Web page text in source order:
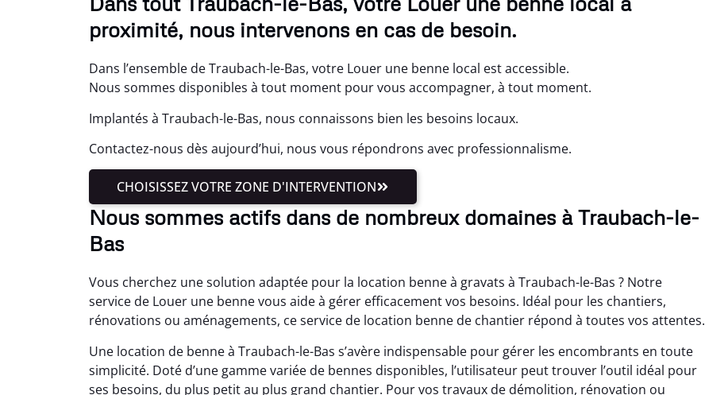
proximité, nous intervenons en cas de besoin.
Dans l’ensemble de Traubach-le-Bas, votre Louer une benne local est accessible.
Nous sommes disponibles à tout moment pour vous accompagner, à tout moment.
Implantés à Traubach-le-Bas, nous connaissons bien les besoins locaux.
Contactez-nous dès aujourd’hui, nous vous répondrons avec professionnalisme.
CHOISISSEZ VOTRE ZONE D'INTERVENTION
Nous sommes actifs dans de nombreux domaines à Traubach-le-
Bas
Vous cherchez une solution adaptée pour la location benne à gravats à Traubach-le-Bas ? Notre
service de Louer une benne vous aide à gérer efficacement vos besoins. Idéal pour les chantiers,
rénovations ou aménagements, ce service de location benne de chantier répond à toutes vos attentes.
Une location de benne à Traubach-le-Bas s’avère indispensable pour gérer les encombrants en toute
simplicité. Doté d’une gamme variée de bennes disponibles, l’utilisateur peut trouver l’outil idéal pour
ses besoins, du plus petit au plus grand chantier. Pour vos travaux de démolition, rénovation ou